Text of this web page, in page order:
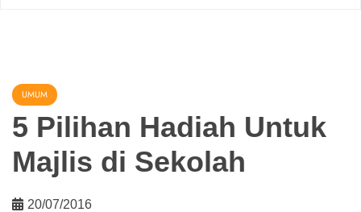
UMUM
5 Pilihan Hadiah Untuk
Majlis di Sekolah
20/07/2016